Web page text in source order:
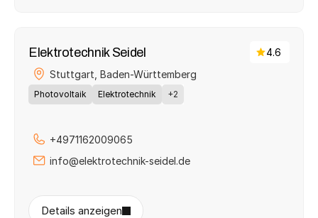
Elektrotechnik Seidel
4.6
Stuttgart, Baden-Württemberg
Photovoltaik Elektrotechnik +2
+4971162009065
info@elektrotechnik-seidel.de
Details anzeigen